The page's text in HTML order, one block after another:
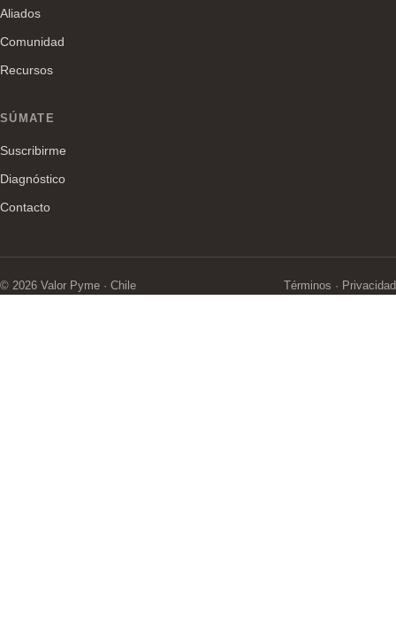
Aliados
Comunidad
Recursos
SÚMATE
Suscribirme
Diagnóstico
Contacto
© 2026 Valor Pyme · Chile Términos · Privacidad